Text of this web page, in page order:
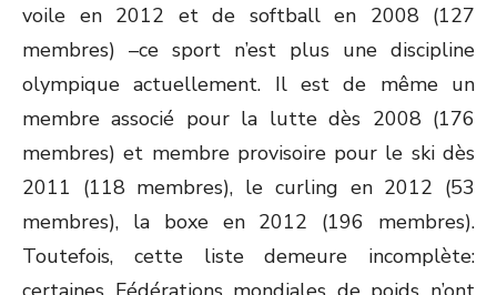
voile en 2012 et de softball en 2008 (127
membres) –ce sport n’est plus une discipline
olympique actuellement. Il est de même un
membre associé pour la lutte dès 2008 (176
membres) et membre provisoire pour le ski dès
2011 (118 membres), le curling en 2012 (53
membres), la boxe en 2012 (196 membres).
Toutefois, cette liste demeure incomplète: